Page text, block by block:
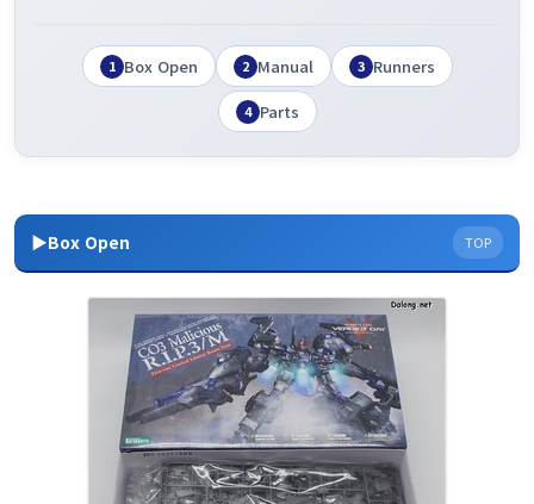
1 Box Open 2 Manual 3 Runners
4 Parts
▶Box Open TOP